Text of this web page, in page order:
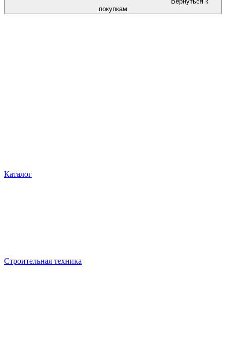
покупкам
Каталог
Строительная техника